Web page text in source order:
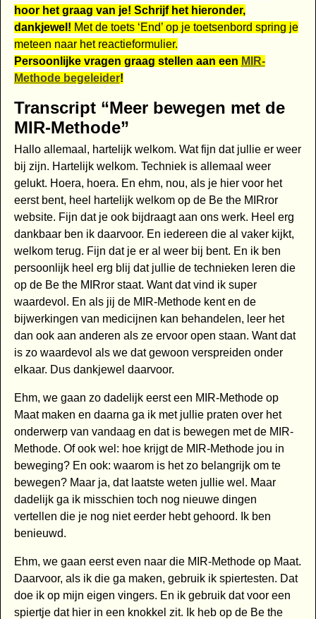
hoor het graag van je! Schrijf het hieronder,
dankjewel! Met de toets ‘End’ op je toetsenbord spring je
meteen naar het reactieformulier.
Persoonlijke vragen graag stellen aan een MIR-
Methode begeleider!
Transcript “Meer bewegen met de
MIR-Methode”
Hallo allemaal, hartelijk welkom. Wat fijn dat jullie er weer
bij zijn. Hartelijk welkom. Techniek is allemaal weer
gelukt. Hoera, hoera. En ehm, nou, als je hier voor het
eerst bent, heel hartelijk welkom op de Be the MIRror
website. Fijn dat je ook bijdraagt aan ons werk. Heel erg
dankbaar ben ik daarvoor. En iedereen die al vaker kijkt,
welkom terug. Fijn dat je er al weer bij bent. En ik ben
persoonlijk heel erg blij dat jullie de technieken leren die
op de Be the MIRror staat. Want dat vind ik super
waardevol. En als jij de MIR-Methode kent en de
bijwerkingen van medicijnen kan behandelen, leer het
dan ook aan anderen als ze ervoor open staan. Want dat
is zo waardevol als we dat gewoon verspreiden onder
elkaar. Dus dankjewel daarvoor.
Ehm, we gaan zo dadelijk eerst een MIR-Methode op
Maat maken en daarna ga ik met jullie praten over het
onderwerp van vandaag en dat is bewegen met de MIR-
Methode. Of ook wel: hoe krijgt de MIR-Methode jou in
beweging? En ook: waarom is het zo belangrijk om te
bewegen? Maar ja, dat laatste weten jullie wel. Maar
dadelijk ga ik misschien toch nog nieuwe dingen
vertellen die je nog niet eerder hebt gehoord. Ik ben
benieuwd.
Ehm, we gaan eerst even naar die MIR-Methode op Maat.
Daarvoor, als ik die ga maken, gebruik ik spiertesten. Dat
doe ik op mijn eigen vingers. En ik gebruik dat voor een
spiertje dat hier in een knokkel zit. Ik heb op de Be the